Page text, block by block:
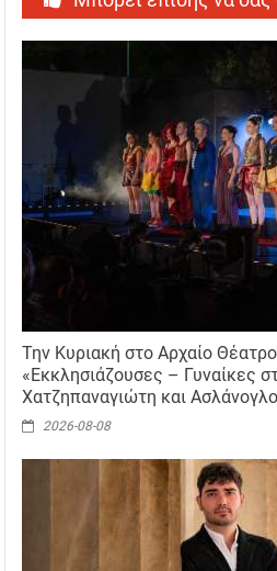
Την Κυριακή στο Αρχαίο
«Εκκλησιάζουσες – Γυναίκες
Χατζηπαναγιώτη και
2026-08-08